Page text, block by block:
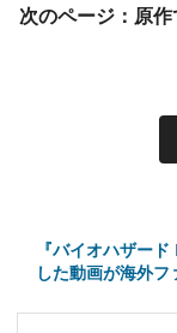
次のページ：原
『バイオハザー
した動画が海外